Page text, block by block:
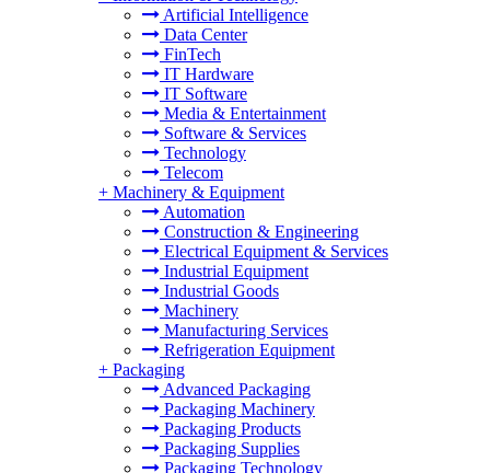
Artificial Intelligence
Data Center
FinTech
IT Hardware
IT Software
Media & Entertainment
Software & Services
Technology
Telecom
+ Machinery & Equipment
Automation
Construction & Engineering
Electrical Equipment & Services
Industrial Equipment
Industrial Goods
Machinery
Manufacturing Services
Refrigeration Equipment
+ Packaging
Advanced Packaging
Packaging Machinery
Packaging Products
Packaging Supplies
Packaging Technology